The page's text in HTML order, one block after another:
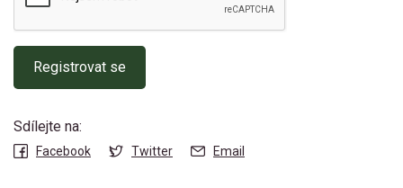
Registrovat se
Sdílejte na:
Facebook Twitter Email